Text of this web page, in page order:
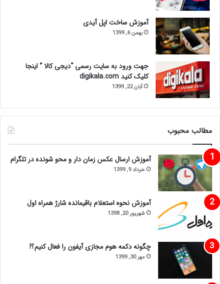
آموزش ساخت اپل آیدی
بهمن 6, 1399
جهت ورود به سایت رسمی “دیجی کالا ” اینجا
کلیک کنید digikala.com
آبان 22, 1399
مطالب محبوب
آموزش ارسال عکس زمان دار و محو شونده در تلگرام
خرداد 9, 1399
آموزش نحوه استعلام باقیمانده شارژ همراه اول
شهریور 20, 1398
چگونه دکمه هوم مجازی آیفون را فعال کنیم؟!
مهر 30, 1399